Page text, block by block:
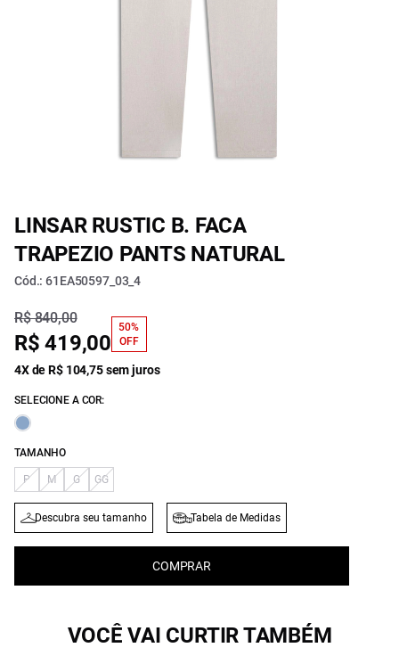
LINSAR RUSTIC B. FACA
TRAPEZIO PANTS NATURAL
Cód.: 61EA50597_03_4
R$ 840,00
R$ 419,00
50%
OFF
4X de R$ 104,75 sem juros
SELECIONE A COR:
TAMANHO
P M G GG
Descubra seu tamanho Tabela de Medidas
COMPRAR
VOCÊ VAI CURTIR TAMBÉM